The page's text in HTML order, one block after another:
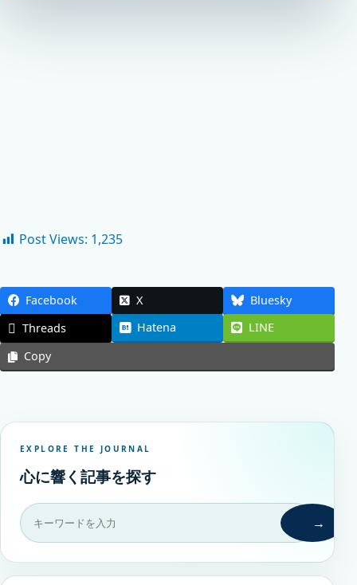
Post Views: 1,235
Facebook X
Bluesky
Threads
Hatena
LINE
Copy
EXPLORE THE JOURNAL
心に響く記事を探す
→